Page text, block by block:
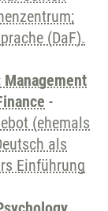
(DaF).
-
(ehemals
als
Einführung